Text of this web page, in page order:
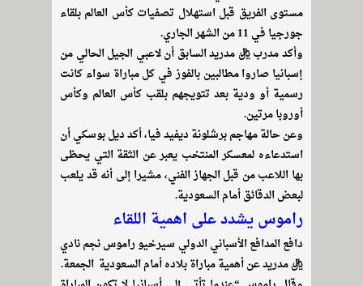
مستوى الفريق قبل استهلال تصفيات كأس العالم بلقاء
جورجيا في 11 من الشهر الجاري.
وأكد مدرب ريال مدريد السابق أن لاعبي الجيل الحالي من
إسبانيا صاروا مطالبين بالفوز في كل مباراة سواء كانت
رسمية أو ودية بعد تتويجهم بلقب كأس العالم وكأس
أوروبا مرتين.
وعن حالة مهاجم برشلونة ديفيد فيا، أكد ديل بوسكي أن
استدعاءه لمعسكر المنتخب يعبر عن الثقة التي يحظى
بها اللاعب من قبل الجهاز الفني، مشيرا إلى أنه قد يلعب
لبعض الدقائق أمام السعودية.
راموس يشدد على اهمية اللقاء
دافع المدافع الأسباني الدولي سيرخيو راموس نجم نادي
ريال مدريد عن أهمية مباراة بلاده أمام السعودية الجمعة.